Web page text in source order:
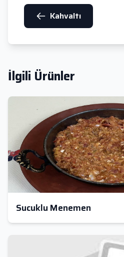
Kahvaltı
İlgili Ürünler
Sucuklu Menemen